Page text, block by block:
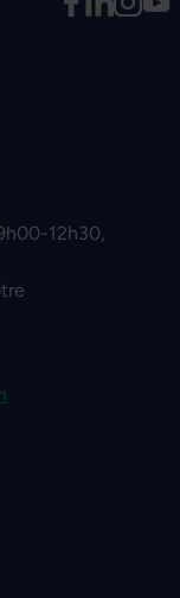
12h30,